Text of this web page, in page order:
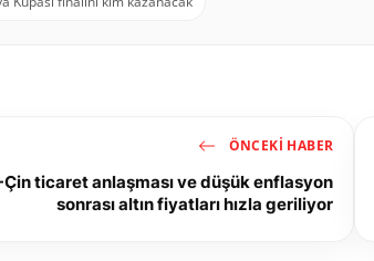
ÖNCEKI HABER
Çin ticaret anlaşması ve düşük enflasyon
sonrası altın fiyatları hızla geriliyor